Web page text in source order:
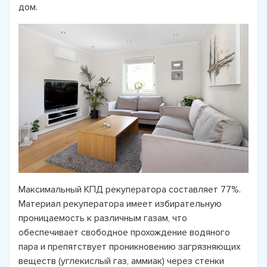
дом.
Максимальный КПД рекуператора составляет 77%.
Материал рекуператора имеет избирательную
проницаемость к различным газам, что
обеспечивает свободное прохождение водяного
пара и препятствует проникновению загрязняющих
веществ (углекислый газ, аммиак) через стенки